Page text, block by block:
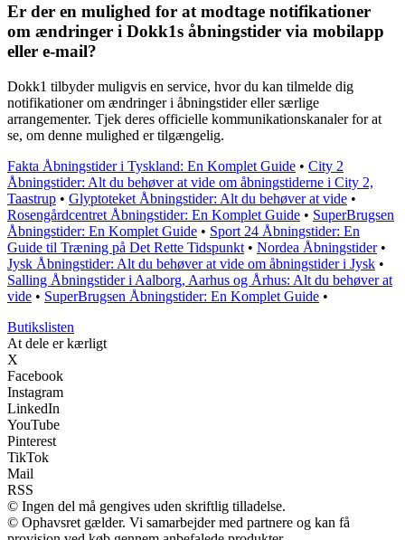
Er der en mulighed for at modtage notifikationer
om ændringer i Dokk1s åbningstider via mobilapp
eller e-mail?
Dokk1 tilbyder muligvis en service, hvor du kan tilmelde dig
notifikationer om ændringer i åbningstider eller særlige
arrangementer. Tjek deres officielle kommunikationskanaler for at
se, om denne mulighed er tilgængelig.
Fakta Åbningstider i Tyskland: En Komplet Guide • City 2
Åbningstider: Alt du behøver at vide om åbningstiderne i City 2,
Taastrup • Glyptoteket Åbningstider: Alt du behøver at vide •
Rosengårdcentret Åbningstider: En Komplet Guide • SuperBrugsen
Åbningstider: En Komplet Guide • Sport 24 Åbningstider: En
Guide til Træning på Det Rette Tidspunkt • Nordea Åbningstider•
Jysk Åbningstider: Alt du behøver at vide om åbningstider i Jysk •
Salling Åbningstider i Aalborg, Aarhus og Århus: Alt du behøver at
vide • SuperBrugsen Åbningstider: En Komplet Guide •
Butikslisten
At dele er kærligt
X
Facebook
Instagram
LinkedIn
YouTube
Pinterest
TikTok
Mail
RSS
© Ingen del må gengives uden skriftlig tilladelse.
© Ophavsret gælder. Vi samarbejder med partnere og kan få